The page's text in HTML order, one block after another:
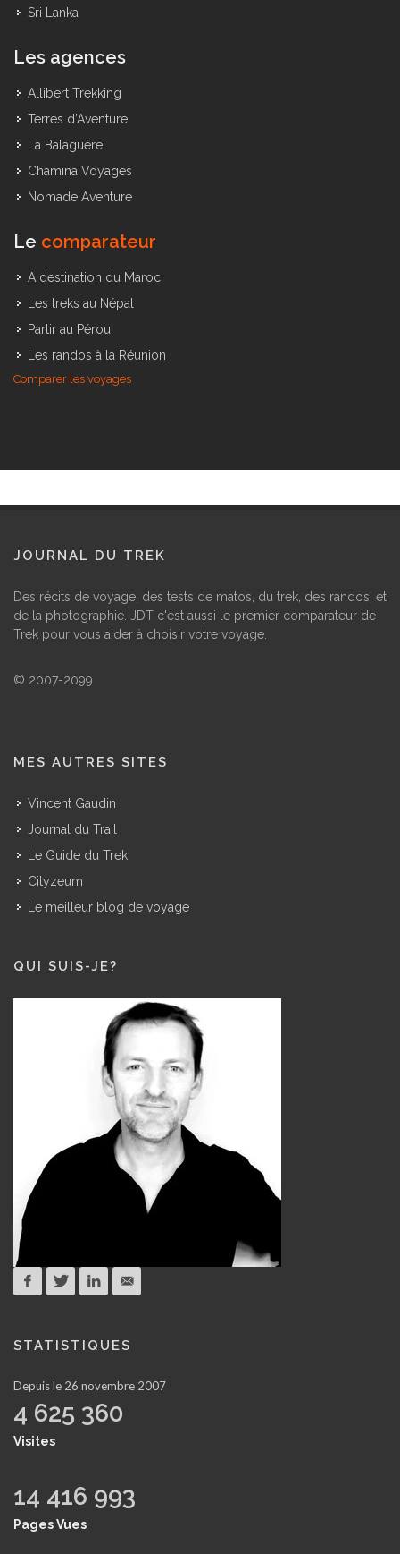
Sri Lanka
Les agences
Allibert Trekking
Terres d’Aventure
La Balaguère
Chamina Voyages
Nomade Aventure
Le comparateur
A destination du Maroc
Les treks au Népal
Partir au Pérou
Les randos à la Réunion
Comparer les voyages
JOURNAL DU TREK
Des récits de voyage, des tests de matos, du trek, des randos, et
de la photographie. JDT c'est aussi le premier comparateur de
Trek pour vous aider à choisir votre voyage.
© 2007-2099
MES AUTRES SITES
Vincent Gaudin
Journal du Trail
Le Guide du Trek
Cityzeum
Le meilleur blog de voyage
QUI SUIS-JE?
STATISTIQUES
Depuis le 26 novembre 2007
4 625 360
Visites
14 416 993
Pages Vues